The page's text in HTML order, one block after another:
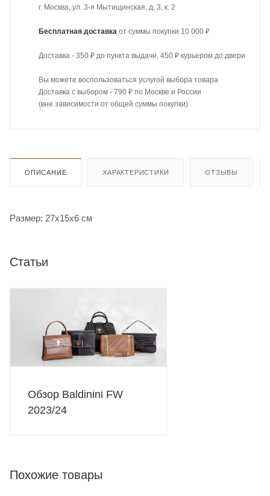
г. Москва, ул. 3-я Мытищинская, д. 3, к. 2
Бесплатная доставка от суммы покупки 10 000 ₽
Доставка - 350 ₽ до пункта выдачи, 450 ₽ курьером до двери
Вы можете воспользоваться услугой выбора товара
Доставка с выбором - 790 ₽ по Москве и России
(вне зависимости от общей суммы покупки)
ОПИСАНИЕ ХАРАКТЕРИСТИКИ ОТЗЫВЫ
Размер: 27х15х6 см
Статьи
Обзор Baldinini FW
2023/24
Похожие товары